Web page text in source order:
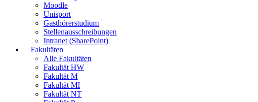
Moodle
Unisport
Gasthörerstudium
Stellenausschreibungen
Intranet (SharePoint)
Fakultäten
Alle Fakultäten
Fakultät HW
Fakultät M
Fakultät MI
Fakultät NT